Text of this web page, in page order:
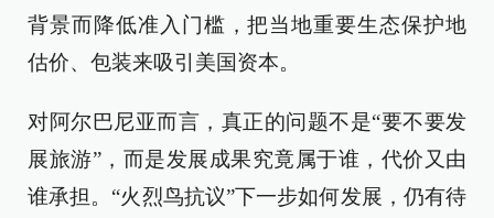
背景而降低准入门槛，把当地重要生态保护地
估价、包装来吸引美国资本。
对阿尔巴尼亚而言，真正的问题不是“要不要发
展旅游”，而是发展成果究竟属于谁，代价又由
谁承担。“火烈鸟抗议”下一步如何发展，仍有待